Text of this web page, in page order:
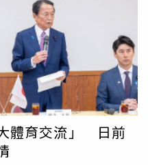
不過協調過程氣氛融洽，
表決。
財政委員會彙整，逾時不
提供各黨團及相關行政部
）下午進行協商。您的每
LINE Pay、Google
贊助方式，讓您的心意能輕
體育交流」 日前